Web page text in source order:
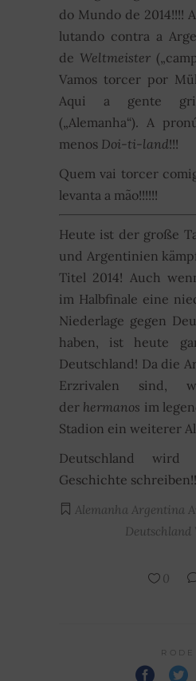
do Mundo de 2014!!!!
lutando contra a
de Weltmeister
Vamos torcer por
Aqui a gente
(„Alemanha“). A
menos Doi-ti-land!!!
Quem vai torcer
levanta a mão!!!!!!
Heute ist der große
und Argentinien
Titel 2014! Auch
im Halbfinale eine
Niederlage gegen
haben, ist heute
Deutschland! Da die
Erzrivalen sind,
der hermanos im
Stadion ein weiterer
Deutschland
Geschichte
Alemanha Argentina
Deutschland
0
RODE